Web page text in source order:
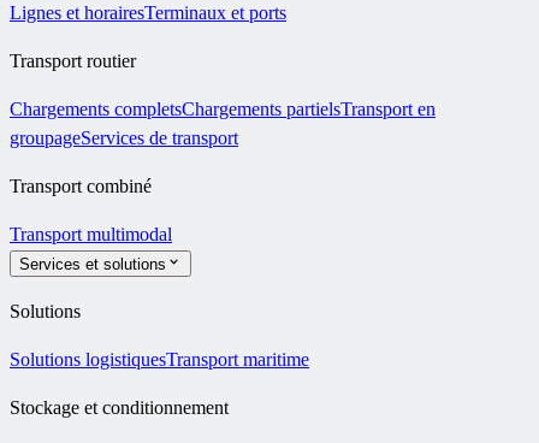
Lignes et horairesTerminaux et ports
Transport routier
Chargements completsChargements partielsTransport en
groupageServices de transport
Transport combiné
Transport multimodal
Services et solutions
Solutions
Solutions logistiquesTransport maritime
Stockage et conditionnement